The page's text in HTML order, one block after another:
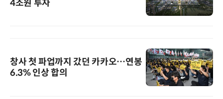
4조원 투자
창사 첫 파업까지 갔던 카카오…연봉
6.3% 인상 합의